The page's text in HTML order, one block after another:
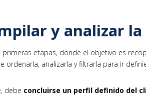
y analizar
primeras etapas, donde el objetivo es
ordenarla, analizarla y filtrarla para ir
debe concluirse un perfil definido del